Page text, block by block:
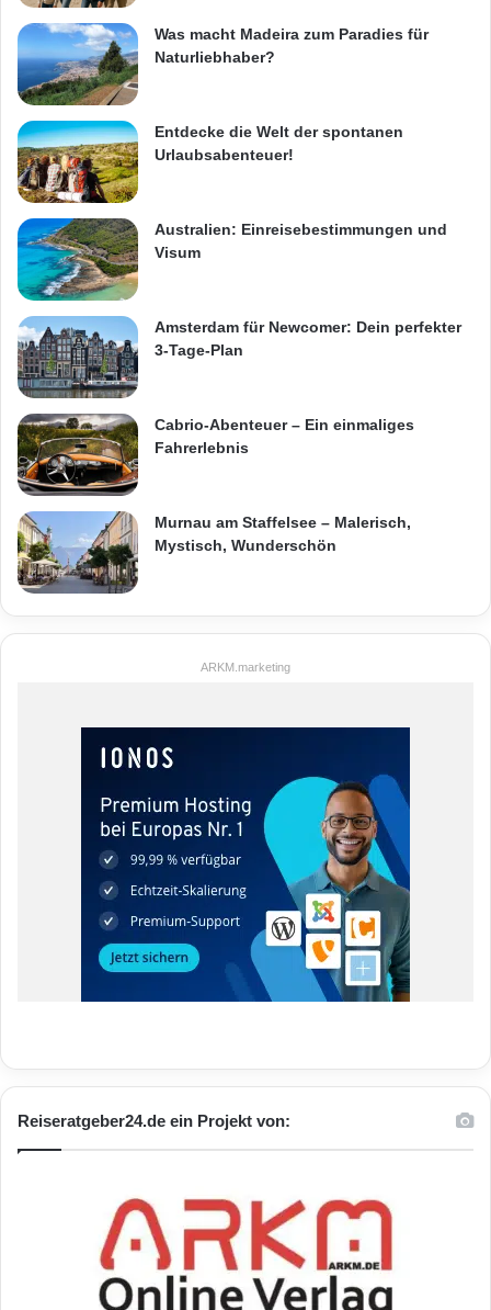
Was macht Madeira zum Paradies für
Naturliebhaber?
Entdecke die Welt der spontanen
Urlaubsabenteuer!
Australien: Einreisebestimmungen und
Visum
Amsterdam für Newcomer: Dein perfekter
3-Tage-Plan
Cabrio-Abenteuer – Ein einmaliges
Fahrerlebnis
Murnau am Staffelsee – Malerisch,
Mystisch, Wunderschön
ARKM.marketing
Reiseratgeber24.de ein Projekt von: